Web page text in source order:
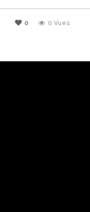
0 0 Vues